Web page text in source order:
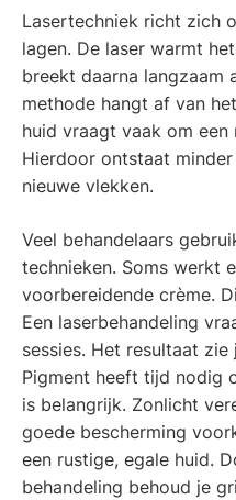
Lasertechniek richt zich
lagen. De laser warmt
breekt daarna langzaam
methode hangt af van
huid vraagt vaak om een
Hierdoor ontstaat
nieuwe vlekken.
Veel behandelaars
technieken. Soms werkt
voorbereidende crème.
Een laserbehandeling
sessies. Het resultaat
Pigment heeft tijd nodig
is belangrijk. Zonlicht
goede bescherming
een rustige, egale huid.
behandeling behoud je